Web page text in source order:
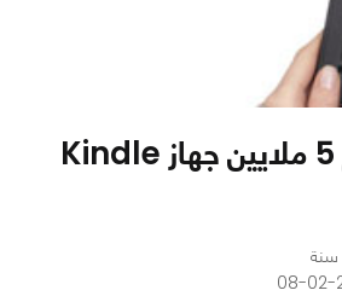
أمازون تؤكد بيع 5 ملايين جهاز Kindle